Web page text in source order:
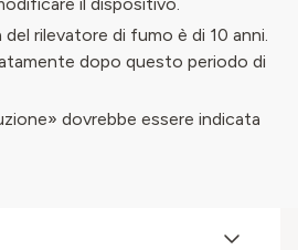
del rilevatore di fumo è di 10 anni.
dopo questo periodo di
dovrebbe essere indicata